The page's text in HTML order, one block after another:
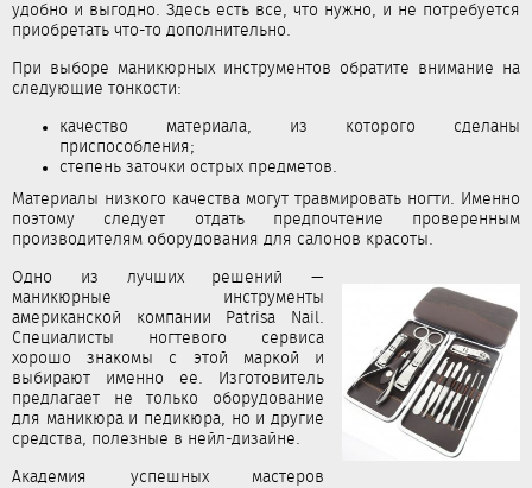
удобно и выгодно. Здесь есть все, что нужно, и не потребуется
приобретать что-то дополнительно.
При выборе маникюрных инструментов обратите внимание на
следующие тонкости:
качество материала, из которого сделаны
приспособления;
степень заточки острых предметов.
Материалы низкого качества могут травмировать ногти. Именно
поэтому следует отдать предпочтение проверенным
производителям оборудования для салонов красоты.
Одно из лучших решений —
маникюрные инструменты
американской компании Patrisa Nail.
Специалисты ногтевого сервиса
хорошо знакомы с этой маркой и
выбирают именно ее. Изготовитель
предлагает не только оборудование
для маникюра и педикюра, но и другие
средства, полезные в нейл-дизайне.
Академия успешных мастеров